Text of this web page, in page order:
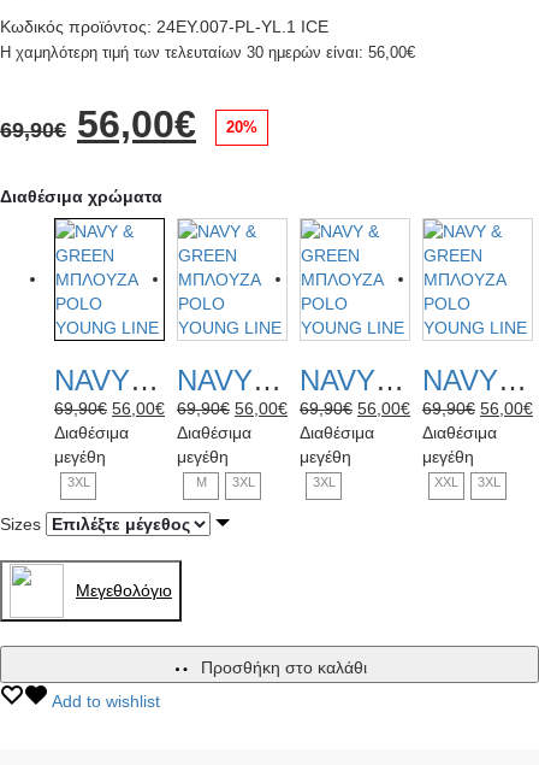
Κωδικός προϊόντος: 24EY.007-PL-YL.1 ICE
Η χαμηλότερη τιμή των τελευταίων 30 ημερών είναι: 56,00€
69,90€ Original
price
was:
69,90€.
56,00€ Η
τιμή
είναι:
56,00€.
20%
Διαθέσιμα χρώματα
NAVY & GREEN ΜΠΛΟΥΖΑ POLO YOUNG LINE
69,90€ Original
price
56,00€Η
τρέχουσα
τιμή
είναι:
56,00€.
Διαθέσιμα
μεγέθη
3XL
NAVY & GREEN ΜΠΛΟΥΖΑ POLO YOUNG LINE
69,90€ Original
price
69,90€.
56,00€Η
τρέχουσα
τιμή
είναι:
56,00€.
Διαθέσιμα
μεγέθη
M 3XL
NAVY & GREEN ΜΠΛΟΥΖΑ POLO YOUNG LINE
69,90€ Original
price
56,00€Η
τρέχουσα
τιμή
είναι:
56,00€.
Διαθέσιμα
μεγέθη
3XL
NAVY & GREEN ΜΠΛΟΥΖΑ POLO YOUNG LINE
69,90€ Original
price
69,90€.
56,00€
Διαθέσιμα
μεγέθη
XXL 3XL
Sizes
Mεγεθολόγιο
Προσθήκη στο καλάθι
Add to wishlist